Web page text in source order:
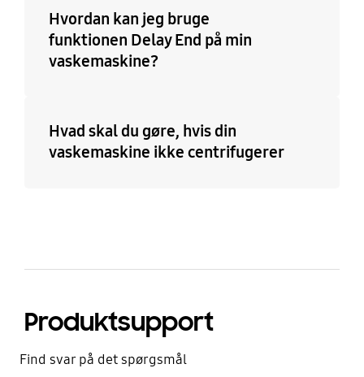
Hvordan kan jeg bruge
funktionen Delay End på min
vaskemaskine?
Hvad skal du gøre, hvis din
vaskemaskine ikke centrifugerer
Produktsupport
Find svar på det spørgsmål